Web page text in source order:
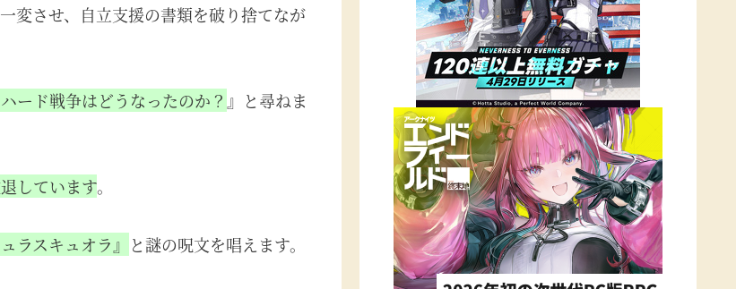
変させ、自立支援の書類を破り捨てなが
ード戦争はどうなったのか？ 』と尋ねま
しています。
ュラスキュオラ』 と謎の呪文を唱えます。